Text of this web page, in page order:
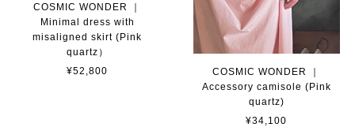
COSMIC WONDER ｜
Minimal dress with
misaligned skirt (Pink
quartz）
¥52,800
COSMIC WONDER ｜
Accessory camisole (Pink
quartz)
¥34,100